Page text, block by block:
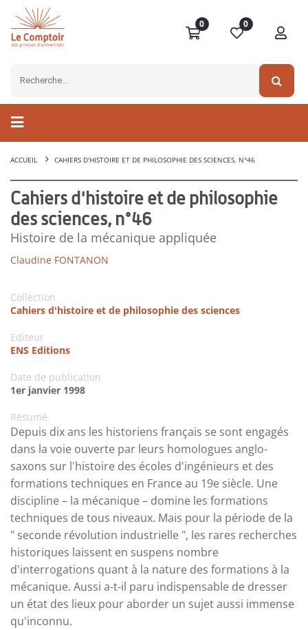
0 0
ACCUEIL CAHIERS D'HISTOIRE ET DE PHILOSOPHIE DES SCIENCES, N°46
Cahiers d'histoire et de philosophie
des sciences, n°46
Histoire de la mécanique appliquée
Claudine FONTANON
Collection
Cahiers d'histoire et de philosophie des sciences
Editeur
ENS Editions
Date de publication
1er janvier 1998
Résumé
Depuis dix ans les historiens français se sont engagés
dans la voie ouverte par leurs homologues anglo-
saxons sur l'histoire des écoles d'ingénieurs et des
formations techniques en France au 19e siècle. Une
discipline – la mécanique – domine les formations
techniques de tous niveaux. Mais pour la période de la
" seconde révolution industrielle ", les rares recherches
historiques laissent en suspens nombre
d'interrogations quant à la nature des formations à la
mécanique. Aussi a-t-il paru indispensable de dresser
un état des lieux pour aborder un sujet aussi immense
qu'inconnu.